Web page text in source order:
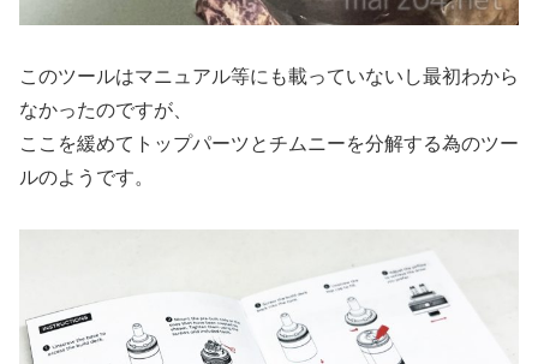
このツールはマニュアル等にも載っていないし最初わから
なかったのですが、
ここを緩めてトップパーツとチムニーを分解する為のツー
ルのようです。